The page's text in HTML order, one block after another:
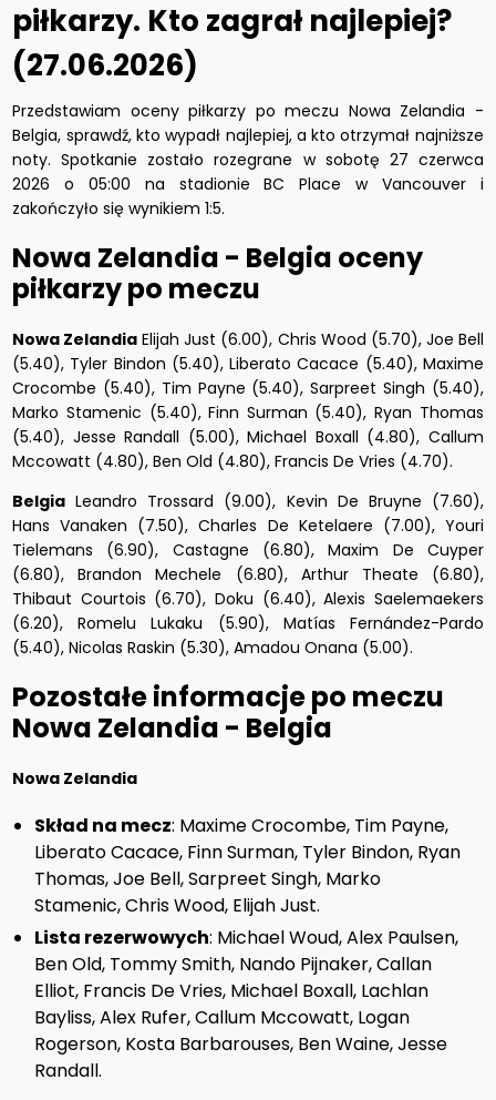
piłkarzy. Kto zagrał najlepiej?
(27.06.2026)
Przedstawiam oceny piłkarzy po meczu Nowa Zelandia -
Belgia, sprawdź, kto wypadł najlepiej, a kto otrzymał najniższe
noty. Spotkanie zostało rozegrane w sobotę 27 czerwca
2026 o 05:00 na stadionie BC Place w Vancouver i
zakończyło się wynikiem 1:5.
Nowa Zelandia - Belgia oceny
piłkarzy po meczu
Nowa Zelandia Elijah Just (6.00), Chris Wood (5.70), Joe Bell
(5.40), Tyler Bindon (5.40), Liberato Cacace (5.40), Maxime
Crocombe (5.40), Tim Payne (5.40), Sarpreet Singh (5.40),
Marko Stamenic (5.40), Finn Surman (5.40), Ryan Thomas
(5.40), Jesse Randall (5.00), Michael Boxall (4.80), Callum
Mccowatt (4.80), Ben Old (4.80), Francis De Vries (4.70).
Belgia Leandro Trossard (9.00), Kevin De Bruyne (7.60),
Hans Vanaken (7.50), Charles De Ketelaere (7.00), Youri
Tielemans (6.90), Castagne (6.80), Maxim De Cuyper
(6.80), Brandon Mechele (6.80), Arthur Theate (6.80),
Thibaut Courtois (6.70), Doku (6.40), Alexis Saelemaekers
(6.20), Romelu Lukaku (5.90), Matías Fernández-Pardo
(5.40), Nicolas Raskin (5.30), Amadou Onana (5.00).
Pozostałe informacje po meczu
Nowa Zelandia - Belgia
Nowa Zelandia
Skład na mecz: Maxime Crocombe, Tim Payne,
Liberato Cacace, Finn Surman, Tyler Bindon, Ryan
Thomas, Joe Bell, Sarpreet Singh, Marko
Stamenic, Chris Wood, Elijah Just.
Lista rezerwowych: Michael Woud, Alex Paulsen,
Ben Old, Tommy Smith, Nando Pijnaker, Callan
Elliot, Francis De Vries, Michael Boxall, Lachlan
Bayliss, Alex Rufer, Callum Mccowatt, Logan
Rogerson, Kosta Barbarouses, Ben Waine, Jesse
Randall.